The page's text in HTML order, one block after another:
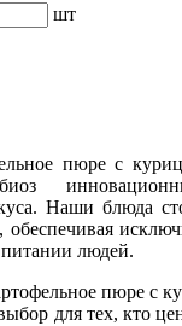
шт
пюре с
Наши блюда
обеспечивая
людей.
пюре с
для тех, кто